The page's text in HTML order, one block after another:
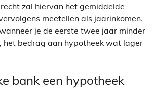
zal hiervan het gemiddelde
meetellen als jaarinkomen.
je de eerste twee jaar minder
het bedrag aan hypotheek wat lager
bank een hypotheek